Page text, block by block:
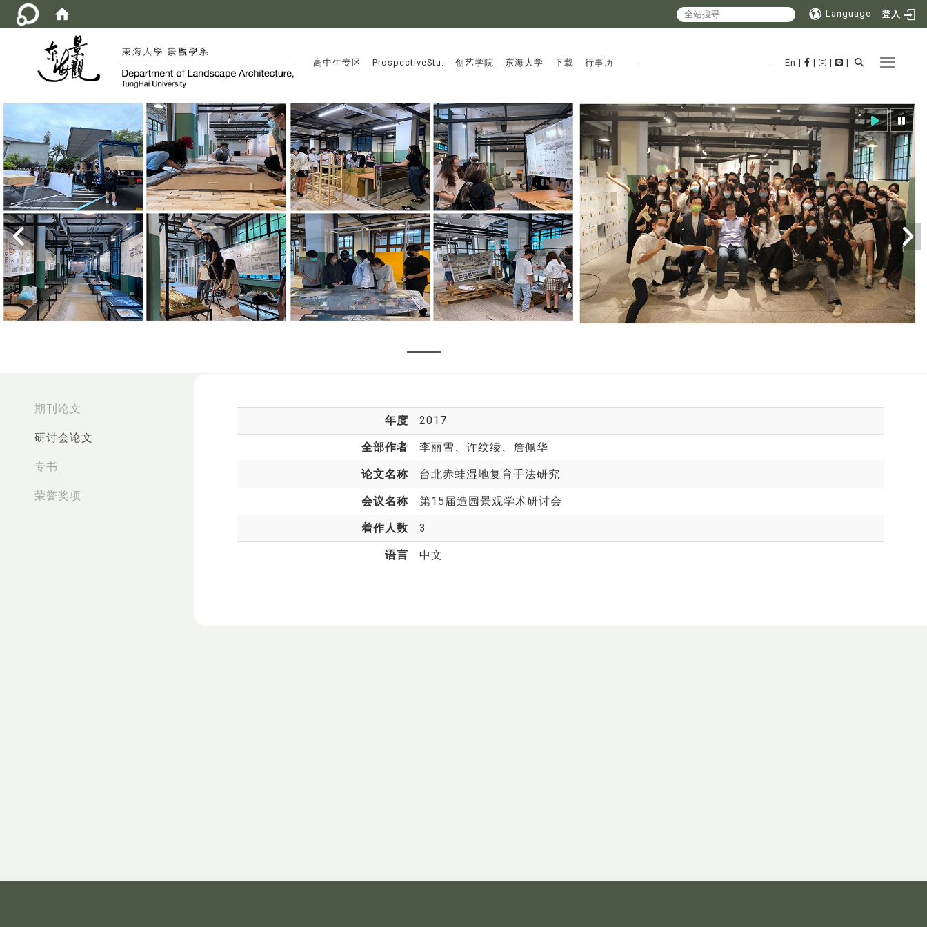
Language 登入
Toggle
:::
高中生专区 ProspectiveStu. 创艺学院 东海大学 下载 行事历 En | | | |
期刊论文
研讨会论文
专书
荣誉奖项
年度 2017
全部作者 李丽雪 、许纹绫、詹佩华
论文名称 台北赤蛙湿地复育手法研究
会议名称 第15届造园景观学术研讨会
着作人数 3
语言 中文